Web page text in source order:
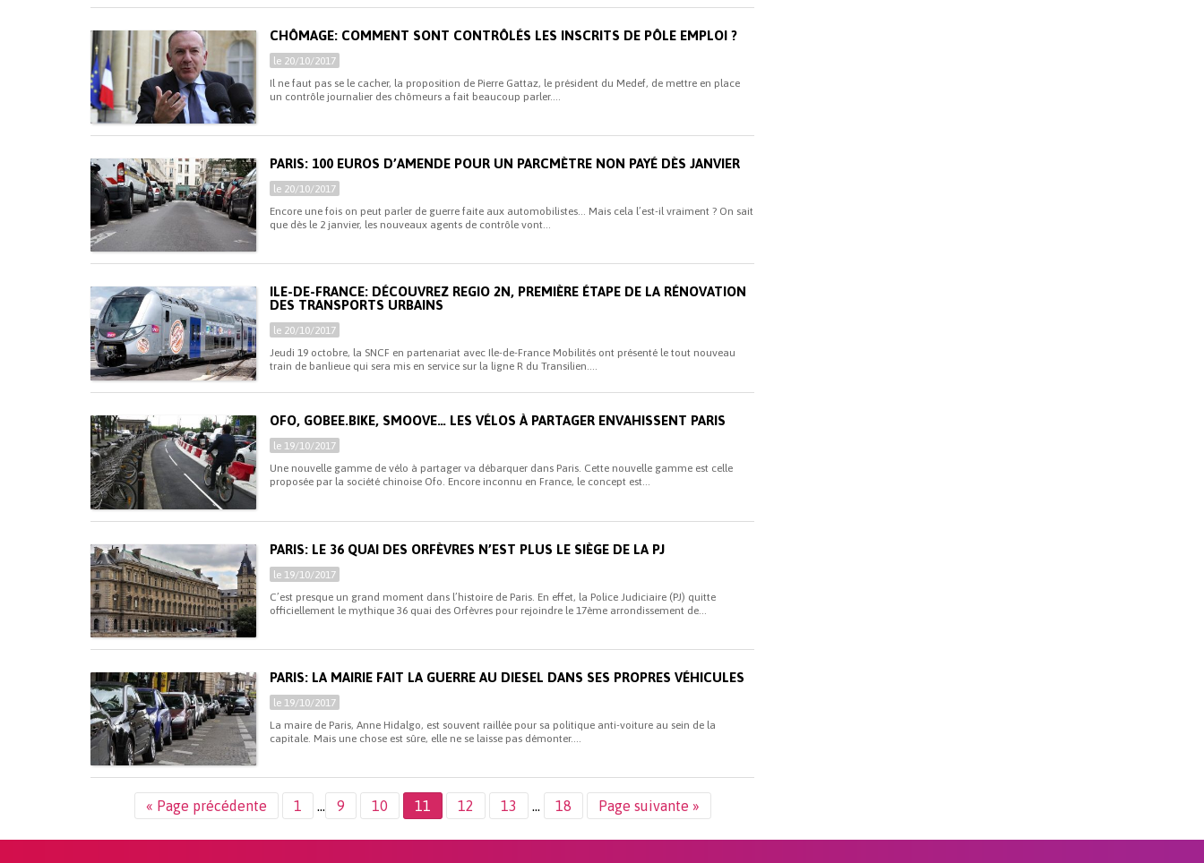
CHÔMAGE: COMMENT SONT CONTRÔLÉS LES INSCRITS DE PÔLE EMPLOI ?
le 20/10/2017
Il ne faut pas se le cacher, la proposition de Pierre Gattaz, le président du Medef, de mettre en place
un contrôle journalier des chômeurs a fait beaucoup parler....
PARIS: 100 EUROS D’AMENDE POUR UN PARCMÈTRE NON PAYÉ DÈS JANVIER
le 20/10/2017
Encore une fois on peut parler de guerre faite aux automobilistes… Mais cela l’est-il vraiment ? On sait
que dès le 2 janvier, les nouveaux agents de contrôle vont...
ILE-DE-FRANCE: DÉCOUVREZ REGIO 2N, PREMIÈRE ÉTAPE DE LA RÉNOVATION
DES TRANSPORTS URBAINS
le 20/10/2017
Jeudi 19 octobre, la SNCF en partenariat avec Ile-de-France Mobilités ont présenté le tout nouveau
train de banlieue qui sera mis en service sur la ligne R du Transilien....
OFO, GOBEE.BIKE, SMOOVE… LES VÉLOS À PARTAGER ENVAHISSENT PARIS
le 19/10/2017
Une nouvelle gamme de vélo à partager va débarquer dans Paris. Cette nouvelle gamme est celle
proposée par la société chinoise Ofo. Encore inconnu en France, le concept est...
PARIS: LE 36 QUAI DES ORFÈVRES N’EST PLUS LE SIÈGE DE LA PJ
le 19/10/2017
C’est presque un grand moment dans l’histoire de Paris. En effet, la Police Judiciaire (PJ) quitte
officiellement le mythique 36 quai des Orfèvres pour rejoindre le 17ème arrondissement de...
PARIS: LA MAIRIE FAIT LA GUERRE AU DIESEL DANS SES PROPRES VÉHICULES
le 19/10/2017
La maire de Paris, Anne Hidalgo, est souvent raillée pour sa politique anti-voiture au sein de la
capitale. Mais une chose est sûre, elle ne se laisse pas démonter....
« Page précédente 1 … 9 10 11 12 13 … 18 Page suivante »